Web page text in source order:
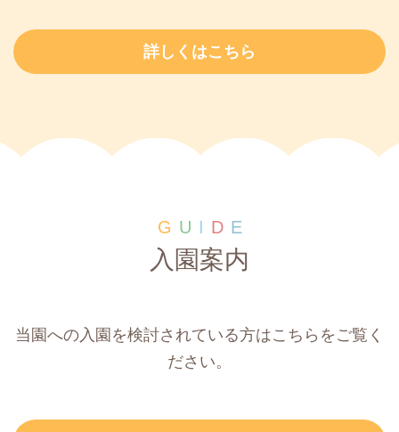
詳しくはこちら
G U I D E
入園案内
当園への入園を検討されている方はこちらをご覧く
ださい。